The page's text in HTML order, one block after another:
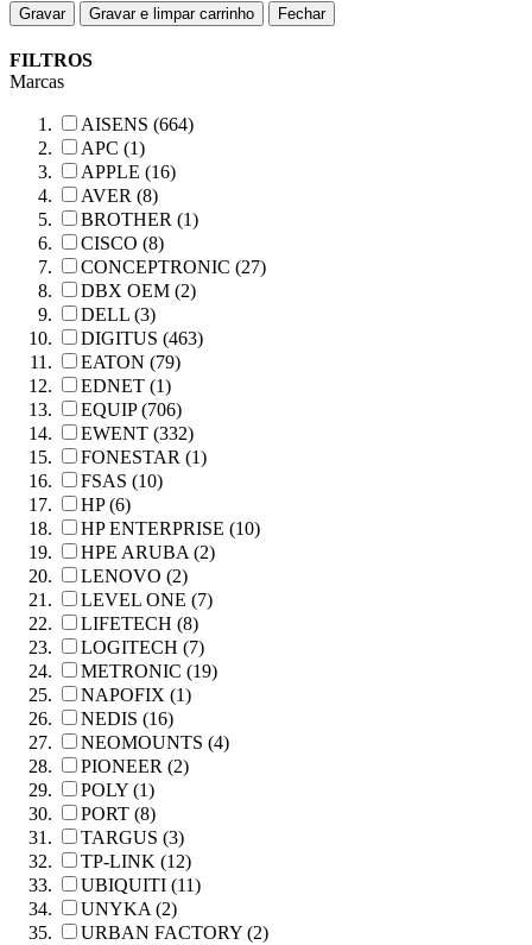
Gravar Gravar e limpar carrinho Fechar
FILTROS
Marcas
AISENS (664)
APC (1)
APPLE (16)
AVER (8)
BROTHER (1)
CISCO (8)
CONCEPTRONIC (27)
DBX OEM (2)
DELL (3)
DIGITUS (463)
EATON (79)
EDNET (1)
EQUIP (706)
EWENT (332)
FONESTAR (1)
FSAS (10)
HP (6)
HP ENTERPRISE (10)
HPE ARUBA (2)
LENOVO (2)
LEVEL ONE (7)
LIFETECH (8)
LOGITECH (7)
METRONIC (19)
NAPOFIX (1)
NEDIS (16)
NEOMOUNTS (4)
PIONEER (2)
POLY (1)
PORT (8)
TARGUS (3)
TP-LINK (12)
UBIQUITI (11)
UNYKA (2)
URBAN FACTORY (2)